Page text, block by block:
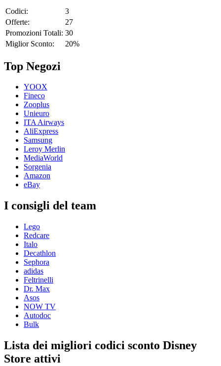
Codici:
3
Offerte:
27
Promozioni Totali: 30
Miglior Sconto:
20%
Top Negozi
YOOX
Fineco
Zooplus
Unieuro
ITA Airways
AliExpress
Samsung
Leroy Merlin
MediaWorld
Sorgenia
Amazon
eBay
I consigli del team
Lego
Redcare
Italo
Decathlon
Sephora
adidas
Feltrinelli
Dr. Max
Asos
NOW TV
Autodoc
Bulk
Lista dei migliori codici sconto Disney
Store attivi